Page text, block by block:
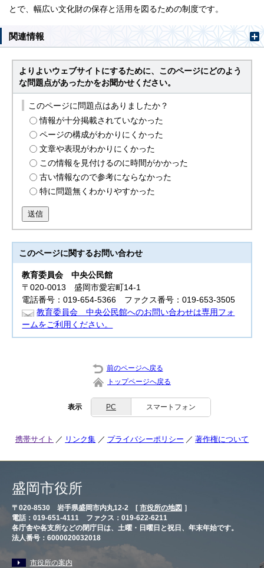
とで、幅広い文化財の保存と活用を図るための制度です。
関連情報
よりよいウェブサイトにするために、このページにどのよう
な問題点があったかをお聞かせください。
このページに問題点はありましたか？
情報が十分掲載されていなかった
ページの構成がわかりにくかった
文章や表現がわかりにくかった
この情報を見付けるのに時間がかかった
古い情報なので参考にならなかった
特に問題無くわかりやすかった
送信
このページに関するお問い合わせ
教育委員会中央公民館
〒020-0013 盛岡市愛宕町14-1
電話番号：019-654-5366 ファクス番号：019-653-3505
教育委員会 中央公民館へのお問い合わせは専用フォ
ームをご利用ください。
前のページへ戻る
トップページへ戻る
表示 PC スマートフォン
携帯サイト リンク集 プライバシーポリシー 著作権について
盛岡市役所
〒020-8530 岩手県盛岡市内丸12-2 [ 市役所の地図 ］
電話：019-651-4111 ファクス：019-622-6211
各庁舎や各支所などの閉庁日は、土曜・日曜日と祝日、年末年始です。
法人番号：6000020032018
市役所の案内